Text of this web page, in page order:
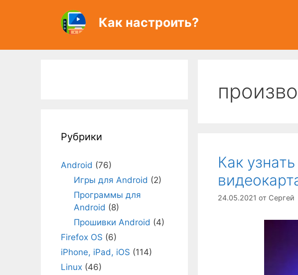
Как настроить?
Как
24.05.2021 от Сергей
Рубрики
Android (76)
Игры для Android (2)
Программы для
Android (8)
Прошивки Android (4)
Firefox OS (6)
iPhone, iPad, iOS (114)
Linux (46)